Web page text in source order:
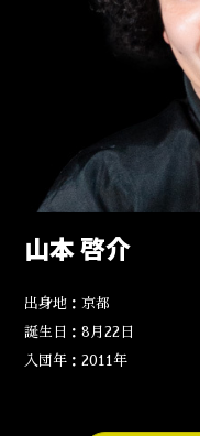
山本 啓介
出身地：京都
誕生日：8月22日
入団年：2011年